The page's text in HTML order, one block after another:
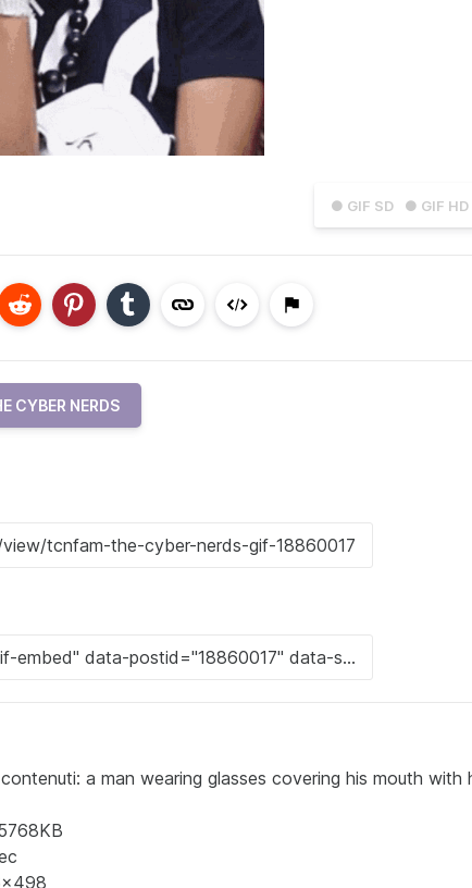
● GIF SD ● GIF HD
CYBER NERDS
a man wearing glasses covering his mouth